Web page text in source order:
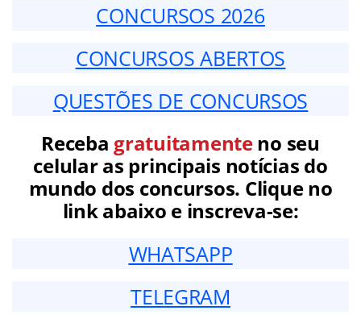
CONCURSOS 2026
CONCURSOS ABERTOS
QUESTÕES DE CONCURSOS
Receba gratuitamenteno seu
celular as principais notícias do
mundo dos concursos. Clique no
link abaixo e inscreva-se:
WHATSAPP
TELEGRAM